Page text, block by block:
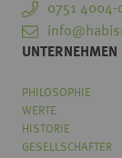
0751 4004-
UNTERNEHMEN
PHILOSOPHIE
WERTE
HISTORIE
GESELLSCHAFTER